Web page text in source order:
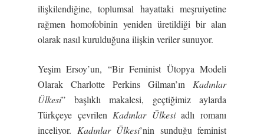
ilişkilendiğine, toplumsal hayattaki meşruiyetine
rağmen homofobinin yeniden üretildiği bir alan
olarak nasıl kurulduğuna ilişkin veriler sunuyor.
Yeşim Ersoy’un, “Bir Feminist Ütopya Modeli
Olarak Charlotte Perkins Gilman’ın Kadınlar
Ülkesi” başlıklı makalesi, geçtiğimiz aylarda
Türkçeye çevrilen Kadınlar Ülkesiadlı romanı
inceliyor. Kadınlar Ülkesi’nin sunduğu feminist